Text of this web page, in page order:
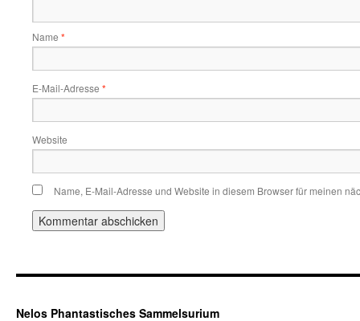
Name *
E-Mail-Adresse *
Website
Name, E-Mail-Adresse und Website in diesem Browser für meinen
Nelos Phantastisches Sammelsurium